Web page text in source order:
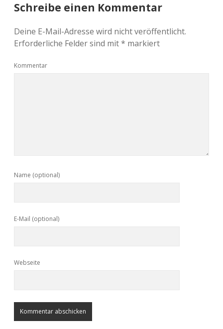
Schreibe einen Kommentar
Deine E-Mail-Adresse wird nicht veröffentlicht.
Erforderliche Felder sind mit* markiert
Kommentar
Name (optional)
E-Mail (optional)
Webseite